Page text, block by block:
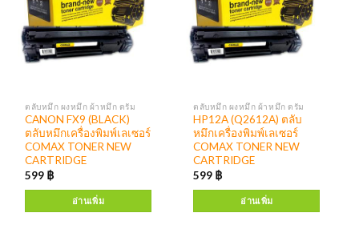
ตลับหมึก ผงหมึก ผ้าหมึก ดรัม
CANON FX9 (BLACK)
ตลับหมึกเครื่องพิมพ์เลเซอร์
COMAX TONER NEW
CARTRIDGE
599 ฿
อ่านเพิ่ม
ตลับหมึก ผงหมึก ผ้าหมึก ดรัม
HP12A (Q2612A) ตลับ
หมึกเครื่องพิมพ์เลเซอร์
COMAX TONER NEW
CARTRIDGE
599 ฿
อ่านเพิ่ม